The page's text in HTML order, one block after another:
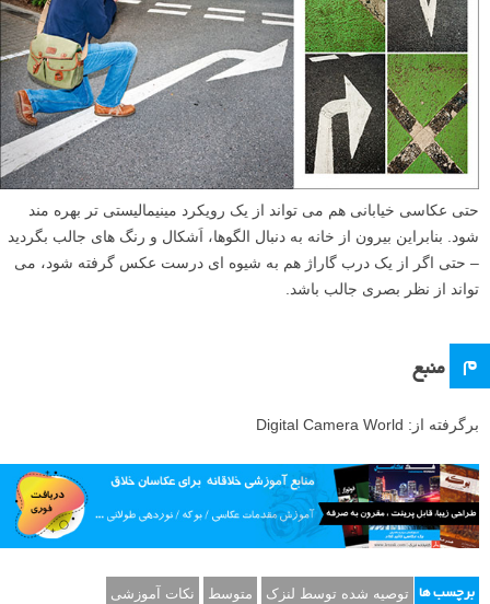
حتی عکاسی خیابانی هم می تواند از یک رویکرد مینیمالیستی تر بهره مند
شود. بنابراین بیرون از خانه به دنبال الگوها، اَشکال و رنگ های جالب بگردید
– حتی اگر از یک درب گاراژ هم به شیوه ای درست عکس گرفته شود، می
تواند از نظر بصری جالب باشد.
م منبع
برگرفته از: Digital Camera World
برچسب ها توصیه شده توسط لنزک متوسط نکات آموزشی